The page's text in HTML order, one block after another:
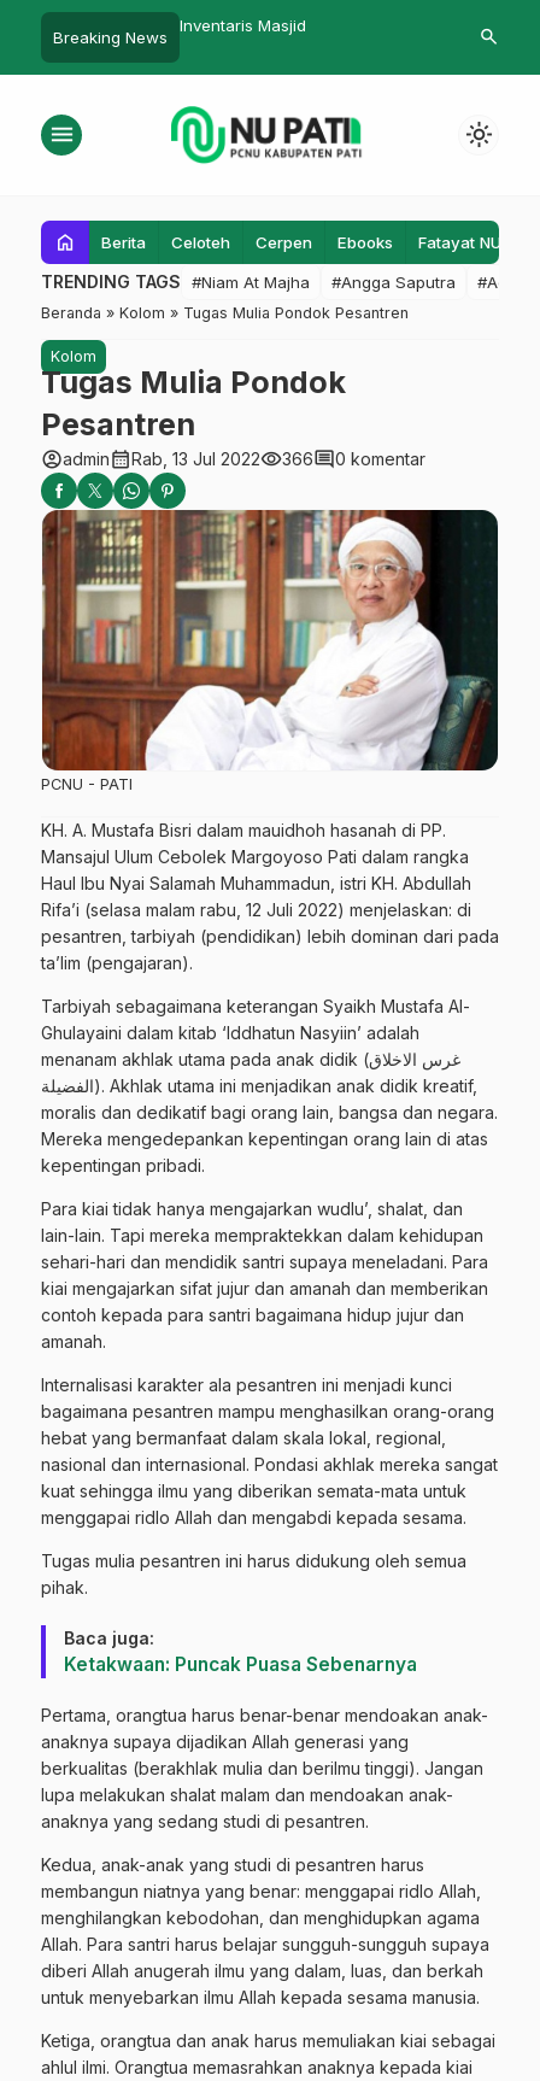
Breaking News
PC Lazisnu Kudus Bantu Korban
PWNU
search
menu light_mode
home Berita Celoteh Cerpen Ebooks Fatayat NU
TRENDING TAGS #Niam At Majha #Angga Saputra #Admin
Beranda » Kolom » Tugas Mulia Pondok Pesantren
Kolom
Tugas Mulia Pondok
Pesantren
account_circleadmincalendar_monthRab, 13 Jul 2022visibility366comment0 komentar
PCNU - PATI
KH. A. Mustafa Bisri dalam mauidhoh hasanah di PP.
Mansajul Ulum Cebolek Margoyoso Pati dalam rangka
Haul Ibu Nyai Salamah Muhammadun, istri KH. Abdullah
Rifa’i (selasa malam rabu, 12 Juli 2022) menjelaskan: di
pesantren, tarbiyah (pendidikan) lebih dominan dari pada
ta’lim (pengajaran).
Tarbiyah sebagaimana keterangan Syaikh Mustafa Al-
Ghulayaini dalam kitab ‘Iddhatun Nasyiin’ adalah
menanam akhlak utama pada anak didik (غرس الاخلاق
الفضيلة). Akhlak utama ini menjadikan anak didik kreatif,
moralis dan dedikatif bagi orang lain, bangsa dan negara.
Mereka mengedepankan kepentingan orang lain di atas
kepentingan pribadi.
Para kiai tidak hanya mengajarkan wudlu’, shalat, dan
lain-lain. Tapi mereka mempraktekkan dalam kehidupan
sehari-hari dan mendidik santri supaya meneladani. Para
kiai mengajarkan sifat jujur dan amanah dan memberikan
contoh kepada para santri bagaimana hidup jujur dan
amanah.
Internalisasi karakter ala pesantren ini menjadi kunci
bagaimana pesantren mampu menghasilkan orang-orang
hebat yang bermanfaat dalam skala lokal, regional,
nasional dan internasional. Pondasi akhlak mereka sangat
kuat sehingga ilmu yang diberikan semata-mata untuk
menggapai ridlo Allah dan mengabdi kepada sesama.
Tugas mulia pesantren ini harus didukung oleh semua
pihak.
Baca juga:
Ketakwaan: Puncak Puasa Sebenarnya
Pertama, orangtua harus benar-benar mendoakan anak-
anaknya supaya dijadikan Allah generasi yang
berkualitas (berakhlak mulia dan berilmu tinggi). Jangan
lupa melakukan shalat malam dan mendoakan anak-
anaknya yang sedang studi di pesantren.
Kedua, anak-anak yang studi di pesantren harus
membangun niatnya yang benar: menggapai ridlo Allah,
menghilangkan kebodohan, dan menghidupkan agama
Allah. Para santri harus belajar sungguh-sungguh supaya
diberi Allah anugerah ilmu yang dalam, luas, dan berkah
untuk menyebarkan ilmu Allah kepada sesama manusia.
Ketiga, orangtua dan anak harus memuliakan kiai sebagai
ahlul ilmi. Orangtua memasrahkan anaknya kepada kiai